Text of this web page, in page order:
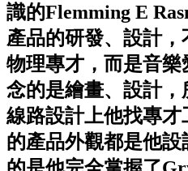
識的Flemming E
產品的研發、設計，
物理專才，而是音
念的是繪畫、設計
線路設計上他找專
的產品外觀都是他